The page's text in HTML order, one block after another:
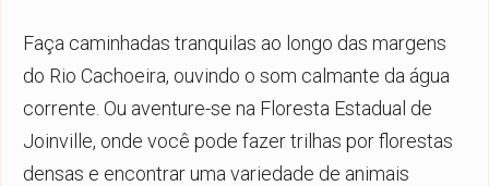
Faça caminhadas tranquilas ao longo das margens
do Rio Cachoeira, ouvindo o som calmante da água
corrente. Ou aventure-se na Floresta Estadual de
Joinville, onde você pode fazer trilhas por florestas
densas e encontrar uma variedade de animais